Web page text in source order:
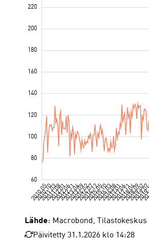
Lähde: Macrobond, Tilastokeskus
Päivitetty 31.1.2026 klo 14:28